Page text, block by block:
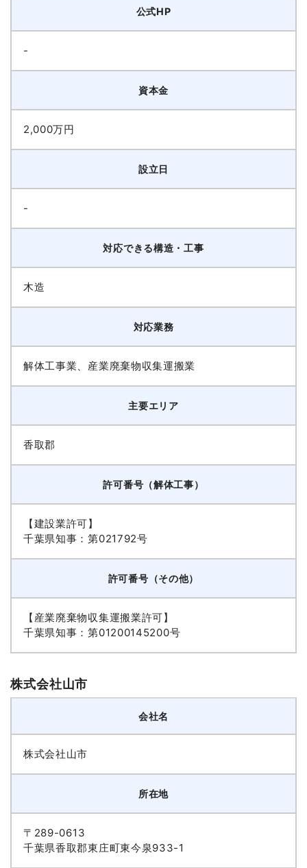
公式HP
-
資本金
2,000万円
設立日
-
対応できる構造・工事
木造
対応業務
解体工事業、産業廃棄物収集運搬業
主要エリア
香取郡
許可番号（解体工事）
【建設業許可】
千葉県知事：第021792号
許可番号（その他）
【産業廃棄物収集運搬業許可】
千葉県知事：第01200145200号
株式会社山市
会社名
株式会社山市
所在地
〒289-0613
千葉県香取郡東庄町東今泉933-1